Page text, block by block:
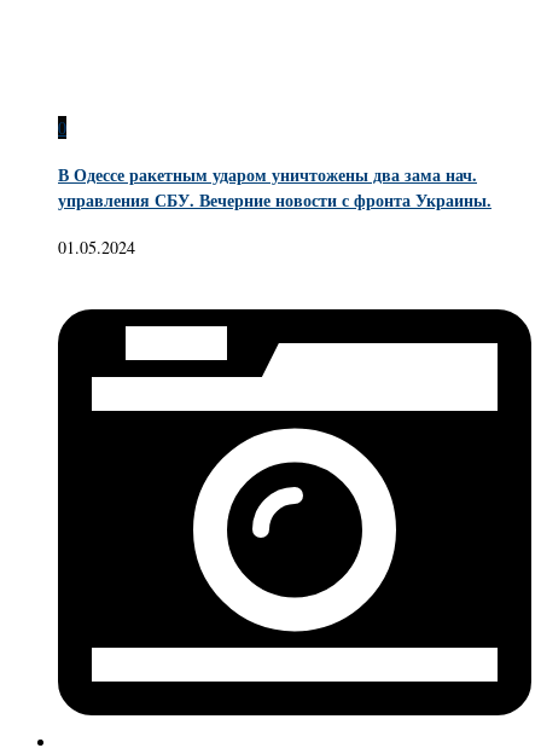
0
В Одессе ракетным ударом уничтожены два зама нач.
управления СБУ. Вечерние новости с фронта Украины.
01.05.2024